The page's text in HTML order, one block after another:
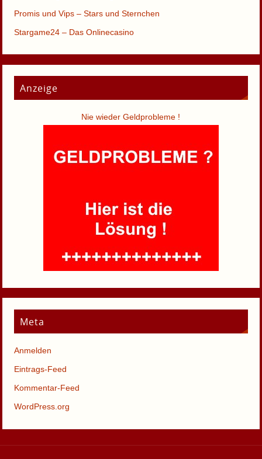
Promis und Vips – Stars und Sternchen
Stargame24 – Das Onlinecasino
Anzeige
Nie wieder Geldprobleme !
Meta
Anmelden
Eintrags-Feed
Kommentar-Feed
WordPress.org